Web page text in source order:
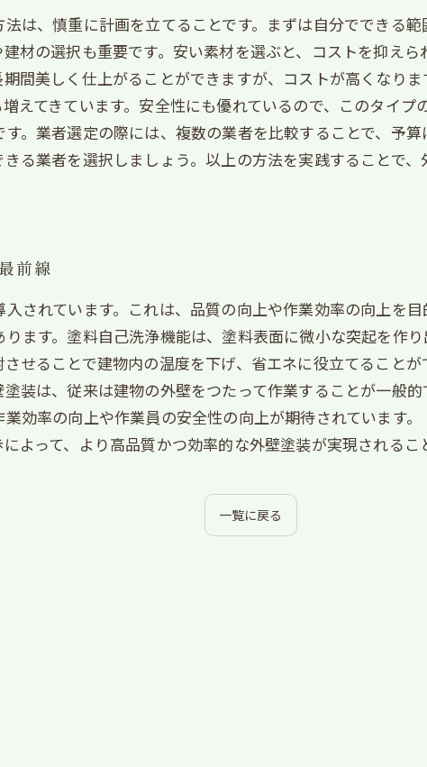
は、慎重に計画を立てることです。まずは自分でできる
材の選択も重要です。安い素材を選ぶと、コストを抑え
間美しく仕上がることができますが、コストが高くなり
えてきています。安全性にも優れているので、このタイ
。業者選定の際には、複数の業者を比較することで、予
る業者を選択しましょう。以上の方法を実践することで
前線
されています。これは、品質の向上や作業効率の向上を
ます。塗料自己洗浄機能は、塗料表面に微小な突起を作
せることで建物内の温度を下げ、省エネに役立てること
装は、従来は建物の外壁をつたって作業することが一般
効率の向上や作業員の安全性の向上が期待されています
よって、より高品質かつ効率的な外壁塗装が実現されるこ
一覧に戻る